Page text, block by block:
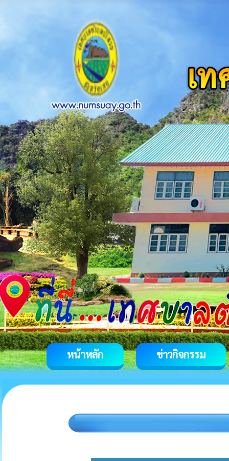
หน้าหลัก ข่าวกิจกรรม